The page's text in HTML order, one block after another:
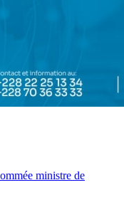
ministre de